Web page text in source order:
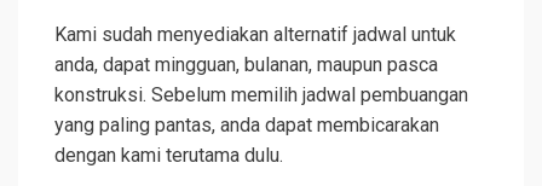
Kami sudah menyediakan alternatif jadwal untuk
anda, dapat mingguan, bulanan, maupun pasca
konstruksi. Sebelum memilih jadwal pembuangan
yang paling pantas, anda dapat membicarakan
dengan kami terutama dulu.